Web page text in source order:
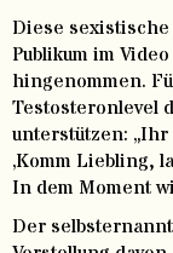
Diese
Publikum im
hingenommen.
Testosteronlevel
unterstützen:
‚Komm Liebling,
In dem Moment
Der